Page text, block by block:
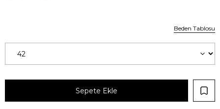
Beden Tablosu